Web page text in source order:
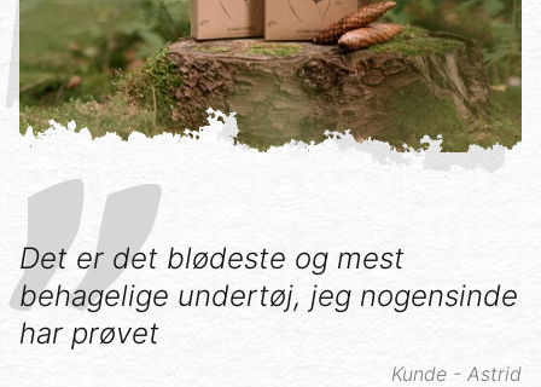
Det er det blødeste og mest
behagelige undertøj, jeg nogensinde
har prøvet
Kunde - Astrid